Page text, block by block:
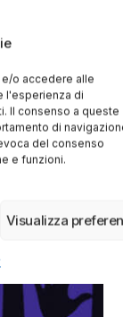
o accedere alle
l'esperienza di
Il consenso a queste
di
del consenso
e funzioni.
Visualizza